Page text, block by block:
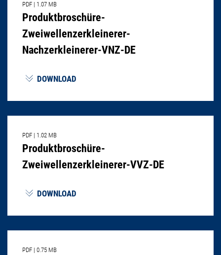
PDF | 1.07 MB
Produktbroschüre-
Zweiwellenzerkleinerer-
Nachzerkleinerer-VNZ-DE
DOWNLOAD
PDF | 1.02 MB
Produktbroschüre-
Zweiwellenzerkleinerer-VVZ-DE
DOWNLOAD
PDF | 0.75 MB